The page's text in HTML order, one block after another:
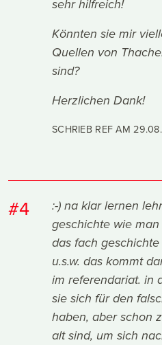
sehr hilfreich!
Könnten sie mir
Quellen von
sind?
Herzlichen Dank!
SCHRIEB REF AM
#4
:-) na klar lernen
geschichte wie
das fach
u.s.w. das kommt
im referendariat. in
sie sich für den
haben, aber schon
alt sind, um sich